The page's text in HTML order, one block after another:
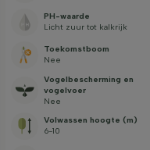
PH-waarde
Licht zuur tot kalkrijk
Toekomstboom
Nee
Vogelbescherming en
vogelvoer
Nee
Volwassen hoogte (m)
6-10